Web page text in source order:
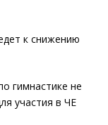
к снижению
гимнастике не
участия в ЧЕ